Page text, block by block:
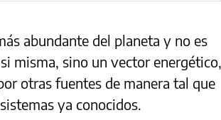
abundante del planeta y no es
misma, sino un vector energético,
otras fuentes de manera tal que
ya conocidos.